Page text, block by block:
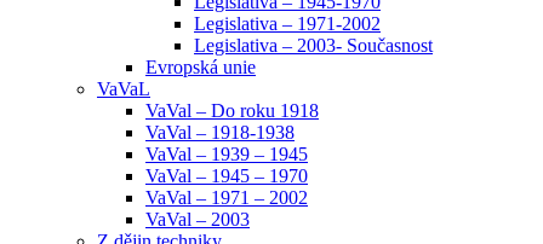
Legislativa – 1971-2002
Legislativa – 2003- Současnost
Evropská unie
VaVaL
VaVal – Do roku 1918
VaVal – 1918-1938
VaVal – 1939 – 1945
VaVal – 1945 – 1970
VaVal – 1971 – 2002
VaVal – 2003